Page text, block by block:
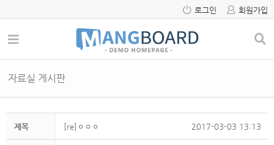
로그인 회원가입
자료실 게시판
제목 [re]ㅇㅇㅇ 2017-03-03 13:13